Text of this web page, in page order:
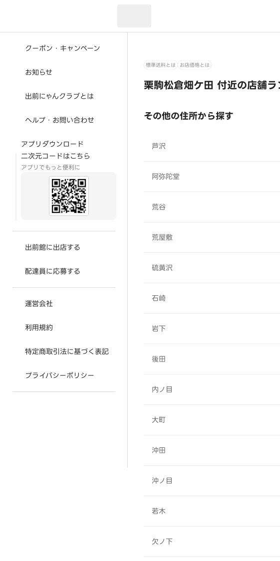
クーポン・キャンペーン
お知らせ
出前にゃんクラブとは
ヘルプ・お問い合わせ
アプリダウンロード
二次元コードはこちら
アプリでもっと便利に
出前館に出店する
配達員に応募する
運営会社
利用規約
特定商取引法に基づく表記
プライバシーポリシー
標準送料とは お店価格とは
栗駒松倉畑ケ田 付近の店舗
その他の住所から探す
芦沢
阿弥陀堂
荒谷
荒屋敷
硫黄沢
石崎
岩下
後田
内ノ目
大町
沖田
沖ノ目
若木
欠ノ下